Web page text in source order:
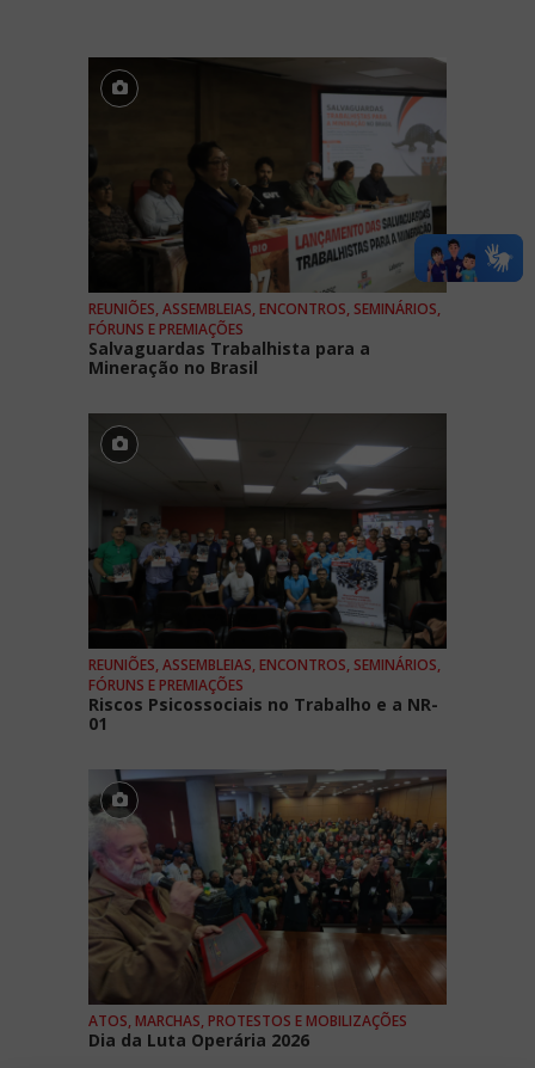
REUNIÕES, ASSEMBLEIAS, ENCONTROS, SEMINÁRIOS,
FÓRUNS E PREMIAÇÕES
Salvaguardas Trabalhista para a
Mineração no Brasil
REUNIÕES, ASSEMBLEIAS, ENCONTROS, SEMINÁRIOS,
FÓRUNS E PREMIAÇÕES
Riscos Psicossociais no Trabalho e a NR-
01
ATOS, MARCHAS, PROTESTOS E MOBILIZAÇÕES
Dia da Luta Operária 2026